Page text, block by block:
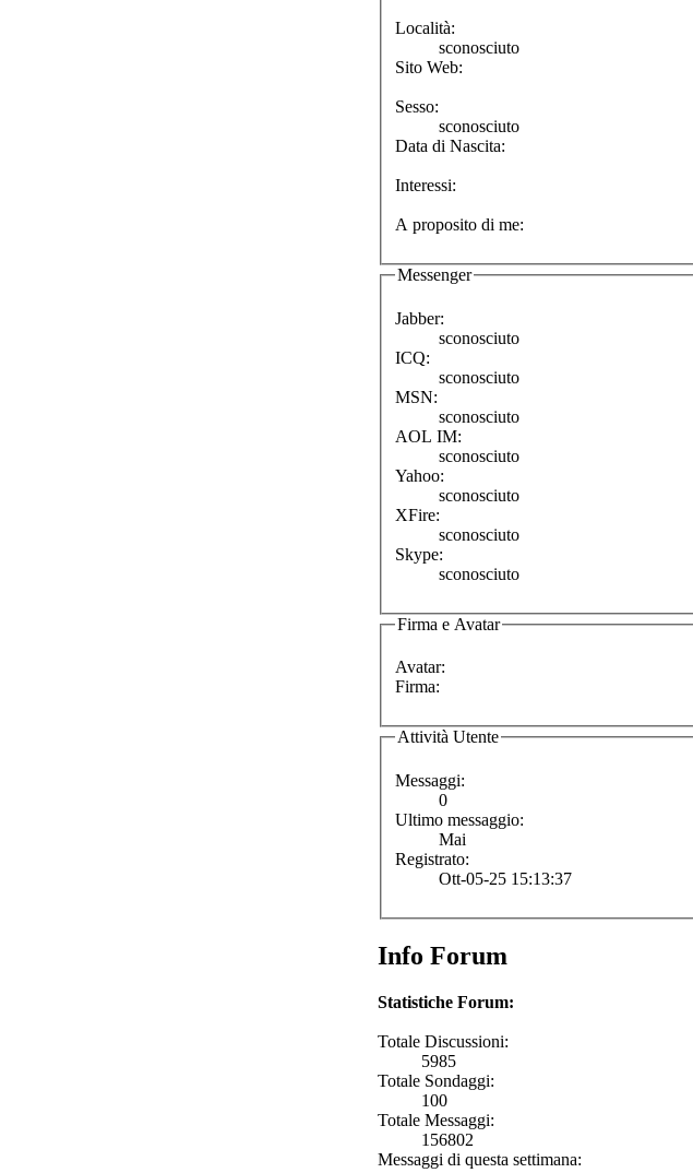
Località:
sconosciuto
Sito Web:
Sesso:
sconosciuto
Data di Nascita:
Interessi:
A proposito di me:
Messenger
Jabber:
sconosciuto
ICQ:
sconosciuto
MSN:
sconosciuto
AOL IM:
sconosciuto
Yahoo:
sconosciuto
XFire:
sconosciuto
Skype:
sconosciuto
Firma e Avatar
Avatar:
Firma:
Attività Utente
Messaggi:
0
Ultimo messaggio:
Mai
Registrato:
Ott-05-25 15:13:37
Info Forum
Statistiche Forum:
Totale Discussioni:
5985
Totale Sondaggi:
100
Totale Messaggi:
156802
Messaggi di questa settimana: